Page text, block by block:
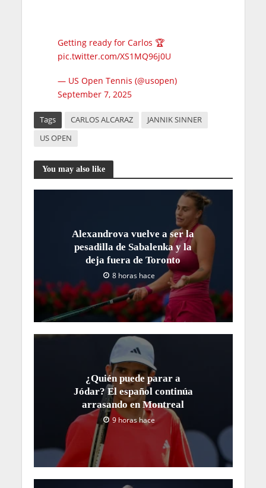
Getting ready for Carlos 🏆
pic.twitter.com/XS1MQ96j0U
— US Open Tennis (@usopen)
September 7, 2025
Tags CARLOS ALCARAZ
JANNIK SINNER
US OPEN
You may also like
Alexandrova vuelve a ser la
pesadilla de Sabalenka y la
deja fuera de Toronto
8 horas hace
¿Quién puede parar a
Jódar? El español continúa
arrasando en Montreal
9 horas hace